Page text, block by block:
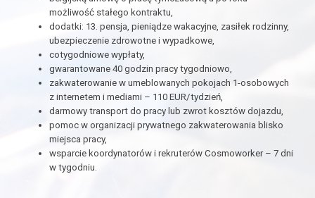
możliwość stałego kontraktu,
dodatki: 13. pensja, pieniądze wakacyjne, zasiłek rodzinny,
ubezpieczenie zdrowotne i wypadkowe,
cotygodniowe wypłaty,
gwarantowane 40 godzin pracy tygodniowo,
zakwaterowanie w umeblowanych pokojach 1-osobowych
z internetem i mediami – 110 EUR/tydzień,
darmowy transport do pracy lub zwrot kosztów dojazdu,
pomoc w organizacji prywatnego zakwaterowania blisko
miejsca pracy,
wsparcie koordynatorów i rekruterów Cosmoworker – 7 dni
w tygodniu.